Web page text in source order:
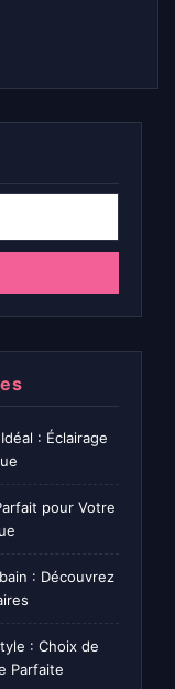
: Éclairage
pour Votre
: Découvrez
: Choix de
Parfaite